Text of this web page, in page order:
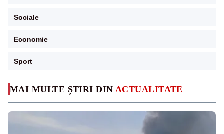
MAI MULTE ȘTIRI DIN ACTUALITATE
Sociale
Economie
Sport